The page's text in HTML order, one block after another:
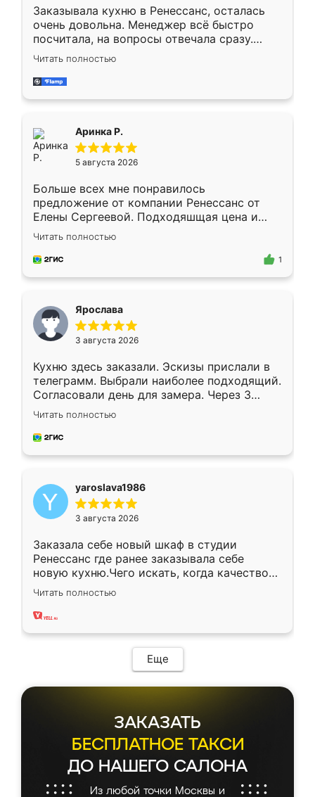
Заказывала кухню в Ренессанс, осталась
очень довольна. Менеджер всё быстро
посчитала, на вопросы отвечала сразу.
Замерщик приехал в субботу, подошёл к
делу со всей ответственностью. Собрали
за день, ребята работали аккуратно, даже
Читать полностью
Аринка Р.
5 августа 2026
Больше всех мне понравилось
предложение от компании Ренессанс от
Елены Сергеевой. Подходяшщая цена и
короткие сроки изготовления. Приехавший
для замера сотрудник Владислав
предложил по моему эскизу самый
Читать полностью
1
Ярослава
3 августа 2026
Кухню здесь заказали. Эскизы прислали в
телеграмм. Выбрали наиболее подходящий.
Согласовали день для замера. Через 3
недели кухня была уже готова. Остались
довольны работой. Спасибо Ренессанс
мебель за качественную работу!
Читать полностью
yaroslava1986
3 августа 2026
Заказала себе новый шкаф в студии
Ренессанс где ранее заказывала себе
новую кухню.Чего искать, когда качеством
вполне довольна. Служит кухня уже почти
два года, нареканий нет.
Читать полностью
Еще
ЗАКАЗАТЬ
БЕСПЛАТНОЕ ТАКСИ
ДО НАШЕГО САЛОНА
Из любой точки Москвы и